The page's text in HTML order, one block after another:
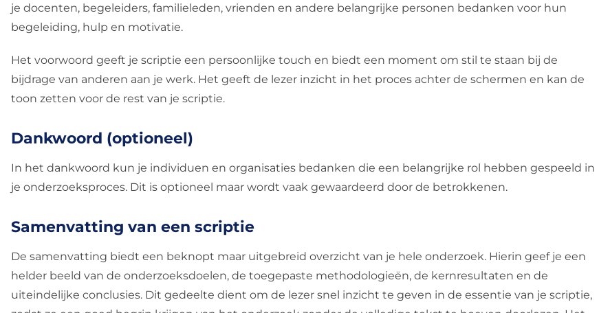
je docenten, begeleiders, familieleden, vrienden en andere belangrijke personen bedanken voor hun
begeleiding, hulp en motivatie.
Het voorwoord geeft je scriptie een persoonlijke touch en biedt een moment om stil te staan bij de
bijdrage van anderen aan je werk. Het geeft de lezer inzicht in het proces achter de schermen en kan de
toon zetten voor de rest van je scriptie.
Dankwoord (optioneel)
In het dankwoord kun je individuen en organisaties bedanken die een belangrijke rol hebben gespeeld in
je onderzoeksproces. Dit is optioneel maar wordt vaak gewaardeerd door de betrokkenen.
Samenvatting van een scriptie
De samenvatting biedt een beknopt maar uitgebreid overzicht van je hele onderzoek. Hierin geef je een
helder beeld van de onderzoeksdoelen, de toegepaste methodologieën, de kernresultaten en de
uiteindelijke conclusies. Dit gedeelte dient om de lezer snel inzicht te geven in de essentie van je scriptie,